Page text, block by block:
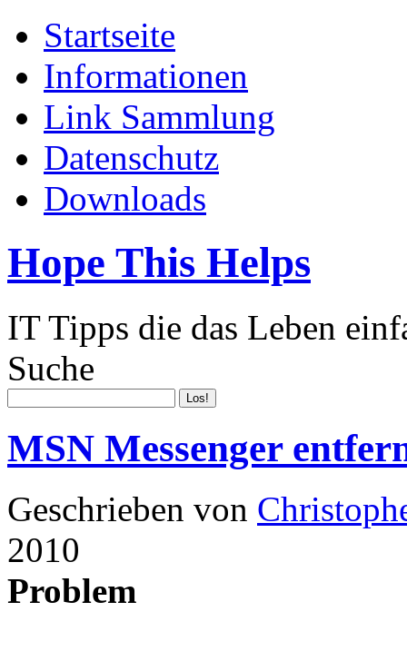
Startseite
Informationen
Link Sammlung
Datenschutz
Downloads
Hope This Helps
IT Tipps die das Leben
Suche
MSN Messenger
Geschrieben von
2010
Problem